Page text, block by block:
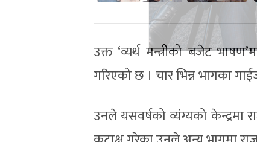
उक्त ‘व्यर्थ मन्त्रीको बजेट
गरिएको छ । चार भिन्न भागका
उनले यसवर्षको व्यंग्यको केन्द्रमा